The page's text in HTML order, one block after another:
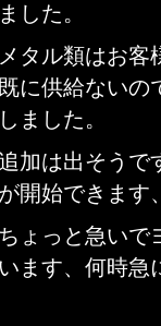
した。
タル類はお客
に供給ない
ました。
加は出そう
開始できます
ょっと急い
ます、何時急